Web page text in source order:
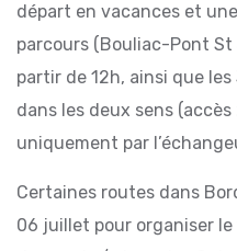
départ en vacances et
parcours (Bouliac-Pont
partir de 12h, ainsi que
dans les deux sens
uniquement par
Certaines routes dans
06 juillet pour organiser le